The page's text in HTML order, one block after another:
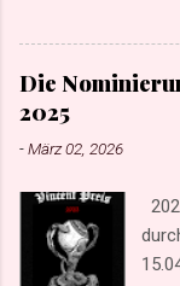
Die
2025
-März 02, 2026